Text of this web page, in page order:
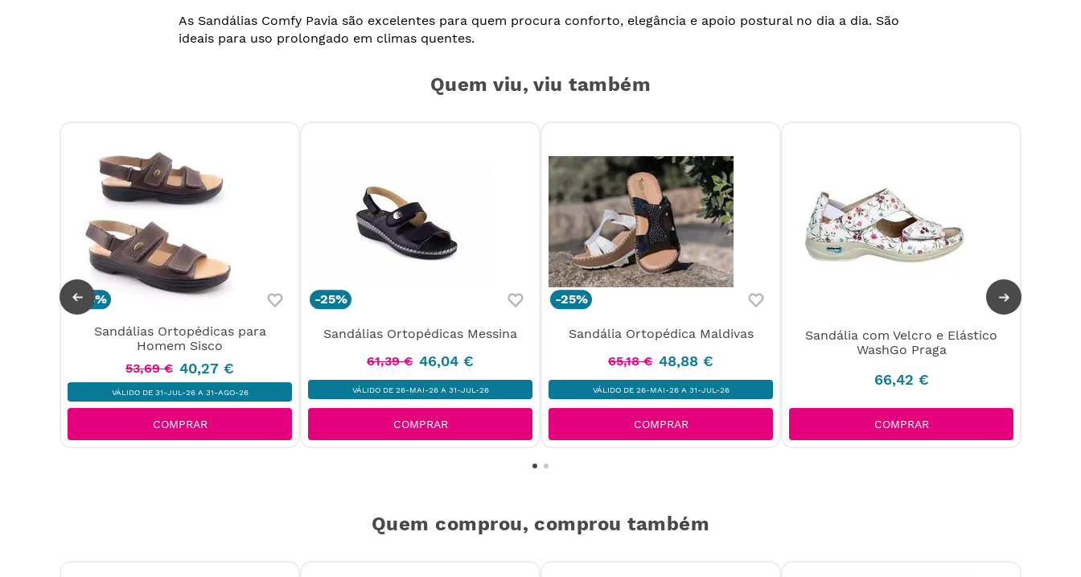
As Sandálias Comfy Pavia são excelentes para quem procura conforto, elegância e apoio postural no dia a dia. São
ideais para uso prolongado em climas quentes.
Quem viu, viu também
-25%
Sandálias Ortopédicas para
Homem Sisco
53,69 € 40,27 €
VÁLIDO DE 31-JUL-26 A 31-AGO-26
COMPRAR
-25%
Sandálias Ortopédicas Messina
61,39 € 46,04 €
VÁLIDO DE 26-MAI-26 A 31-JUL-26
COMPRAR
-25%
Sandália Ortopédica Maldivas
65,18 € 48,88 €
VÁLIDO DE 26-MAI-26 A 31-JUL-26
COMPRAR
Sandália com Velcro e Elástico
WashGo Praga
66,42 €
COMPRAR
Quem comprou, comprou também